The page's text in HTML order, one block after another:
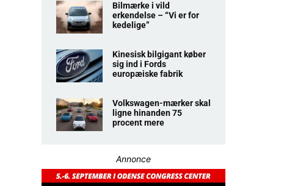
Bilmærke i vild
erkendelse – “Vi er for
kedelige”
Kinesisk bilgigant køber
sig ind i Fords
europæiske fabrik
Volkswagen-mærker skal
ligne hinanden 75
procent mere
Annonce